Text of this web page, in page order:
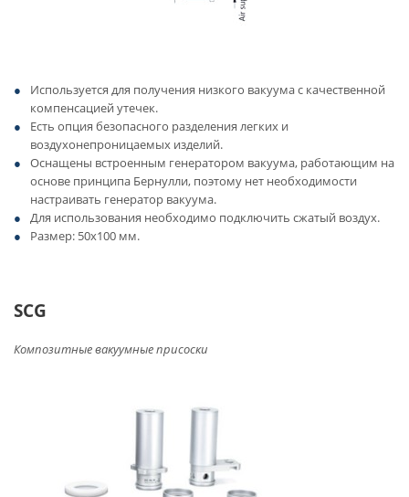
Используется для получения низкого вакуума с качественной
компенсацией утечек.
Есть опция безопасного разделения легких и
воздухонепроницаемых изделий.
Оснащены встроенным генератором вакуума, работающим на
основе принципа Бернулли, поэтому нет необходимости
настраивать генератор вакуума.
Для использования необходимо подключить сжатый воздух.
Размер: 50х100 мм.
SCG
Композитные вакуумные присоски